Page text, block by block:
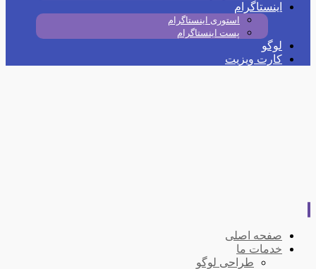
اینستاگرام
استوری اینستاگرام
پست اینستاگرام
لوگو
کارت ویزیت
صفحه اصلی
خدمات ما
طراحی لوگو